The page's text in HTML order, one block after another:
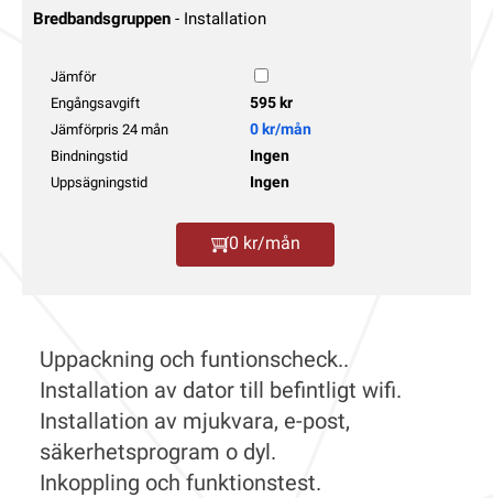
Bredbandsgruppen - Installation
Jämför
Engångsavgift
595 kr
Jämförpris 24 mån 0 kr/mån
Bindningstid Ingen
Uppsägningstid Ingen
0 kr/mån
Uppackning och funtionscheck..
Installation av dator till befintligt wifi.
Installation av mjukvara, e-post,
säkerhetsprogram o dyl.
Inkoppling och funktionstest.